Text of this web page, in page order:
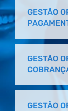
GESTÃO
GESTÃO
GESTÃO